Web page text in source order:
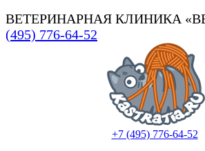
ВЕТЕРИНАРНАЯ КЛИНИКА
(495) 776-64-52
+7 (495) 776-64-52